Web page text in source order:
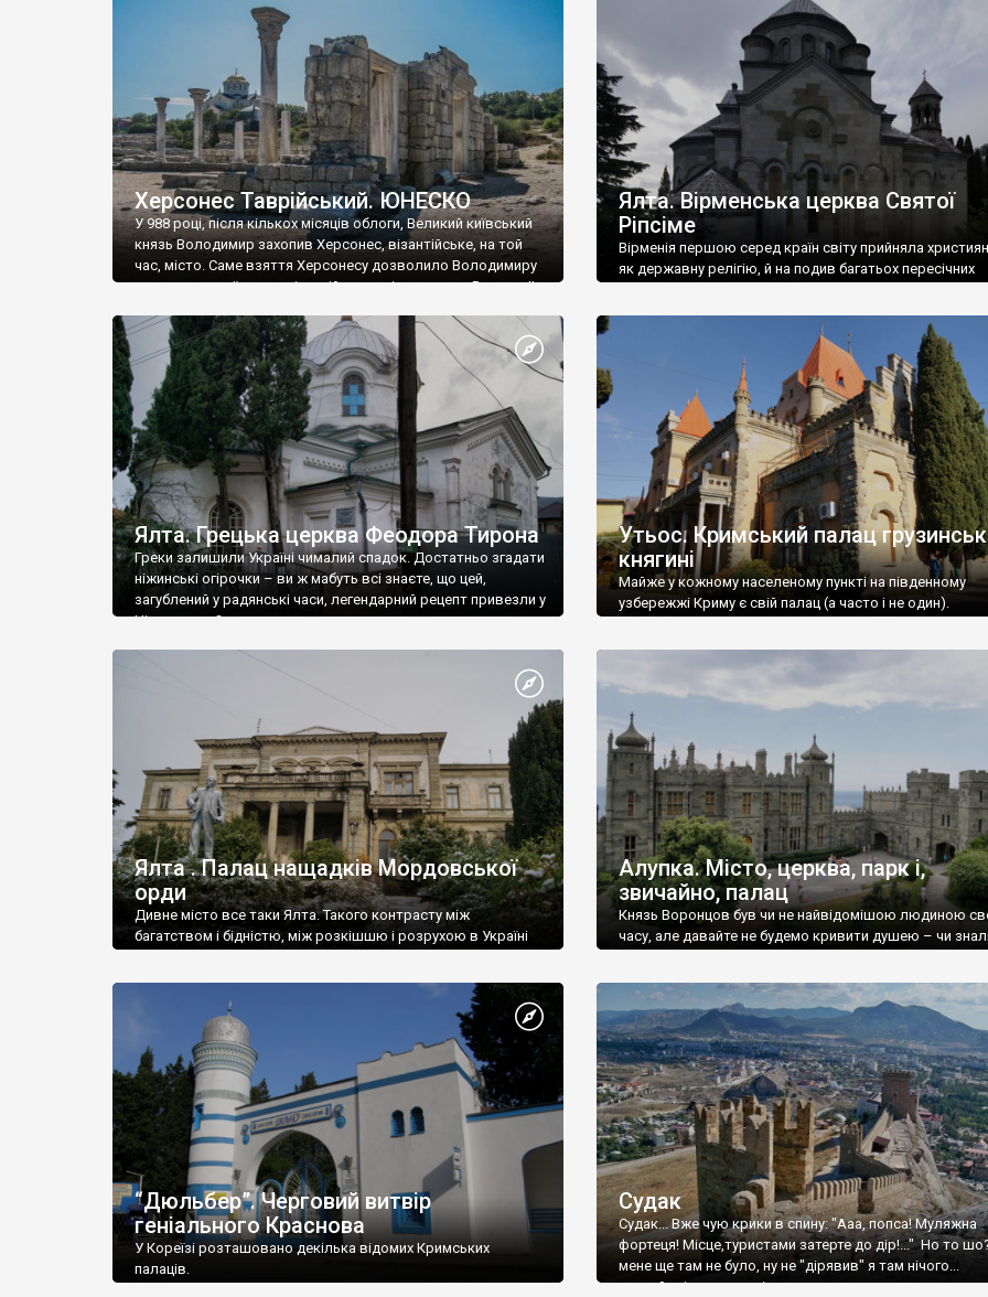
візантійської доби. Раритети викрадені з фондів об’єкту
культурної спадщини ЮНЕСКО «Херсонеса Таврійського».
Офіційно – на виставку «Золото Візантії», але експерти та
влада в Україні вважають це лише […]
називаються «повстяками» (postaki)…” “Вино. Крим
виробляє відмінне вино і його вдосталь: воно все
легке біле і дуже […]
Херсонес Таврійський. ЮНЕСКО
У 988 році, після кількох місяців облоги, Великий київський
князь Володимир захопив Херсонес, візантійське, на той
час, місто. Саме взяття Херсонесу дозволило Володимиру
диктувати свої умови візантійському імператору Василю ІІ,
Херсонесі Володимир-язичник, став Василем-
християнином. А потім було Хрещення Русі. На честь
Херсонесу Таврійського названо місто […]
Ялта. Вірменська церква Святої
Ріпсіме
Вірменія першою серед країн світу прийняла
як державну релігію, й на подив багатьох пересічних
Ялта. Грецька церква Феодора Тирона
Греки залишили Україні чималий спадок. Достатньо згадати
ніжинські огірочки – ви ж мабуть всі знаєте, що цей,
загублений у радянські часи, легендарний рецепт привезли у
Ніжин греки?
Утьос. Кримський палац
княгині
Майже у кожному населеному пункті на південному
узбережжі Криму є свій палац (а часто і не один).
Ялта . Палац нащадків Мордовської
орди
Дивне місто все таки Ялта. Такого контрасту між
багатством і бідністю, між розкішшю і розрухою в Україні
Алупка. Місто, церква, парк і,
звичайно, палац
Князь Воронцов був чи не найвідомішою людиною
часу, але давайте не будемо кривити душею – чи
“Дюльбер”. Черговий витвір
геніального Краснова
У Кореїзі розташовано декілька відомих Кримських
палаців.
Судак
Судак... Вже чую крики в спину: "Ааа, попса! Муляжна
фортеця! Місце,туристами затерте до дір!..." Но то
мене ще там не було, ну не "дірявив" я там нічого...
принаймні до цього літа.